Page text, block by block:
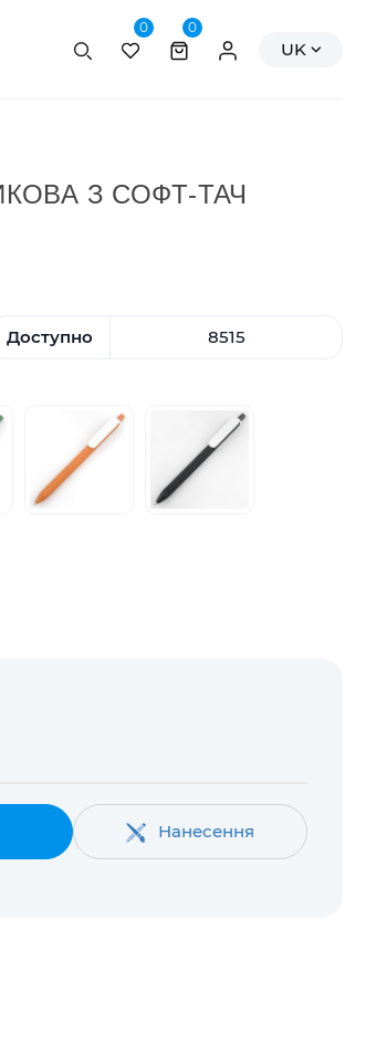
Пошук
0 0
Персональні
UK
З СОФТ-ТАЧ
Доступно 8515
Нанесення